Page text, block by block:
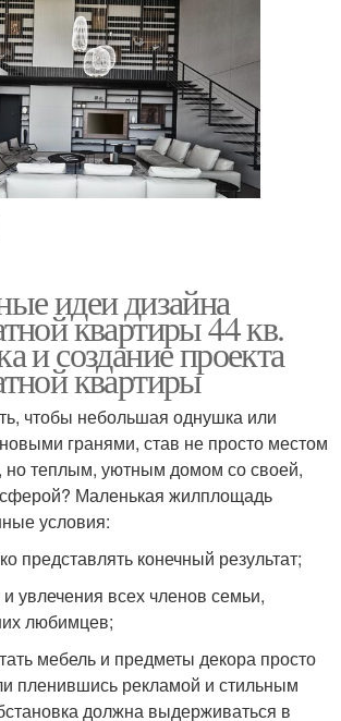
идеи дизайна
квартиры 44 кв.
и создание проекта
квартиры
чтобы небольшая однушка или
гранями, став не просто местом
но теплым, уютным домом со своей,
Маленькая жилплощадь
условия:
представлять конечный результат;
и увлечения всех членов семьи,
любимцев;
мебель и предметы декора просто
пленившись рекламой и стильным
должна выдерживаться в